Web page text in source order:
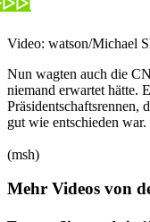
Video: watson/Michael
Nun wagten auch die
niemand erwartet hätte.
Präsidentschaftsrennen,
gut wie entschieden war.
(msh)
Mehr Videos von